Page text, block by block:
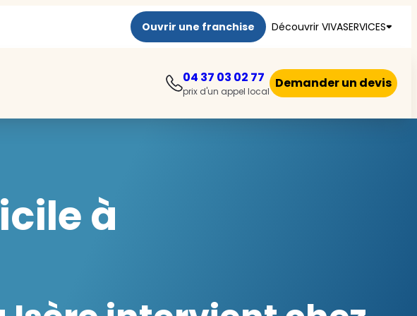
Ouvrir une franchise Découvrir VIVASERVICES
04 37 03 02 77
prix d'un appel local
Demander un devis
à